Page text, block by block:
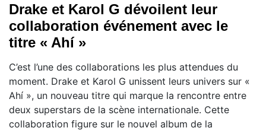
Drake et Karol G dévoilent leur
collaboration événement avec le
titre « Ahí »
C’est l’une des collaborations les plus attendues du
moment. Drake et Karol G unissent leurs univers sur «
Ahí », un nouveau titre qui marque la rencontre entre
deux superstars de la scène internationale. Cette
collaboration figure sur le nouvel album de la